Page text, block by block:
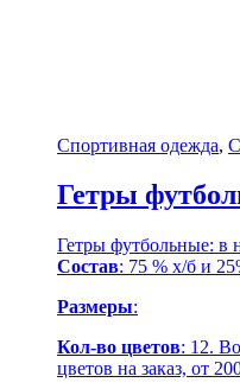
Спортивная одежда,
Гетры
Гетры футбольные: в
Состав: 75 % х/б и
Размеры:
Кол-во цветов: 12.
цветов на заказ, от